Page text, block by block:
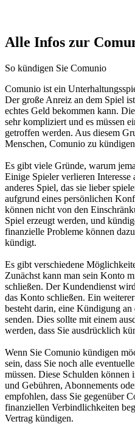
Alle Infos zur
So kündigen Sie Comunio
Comunio ist ein
Der große Anreiz an dem Spiel
echtes Geld bekommen kann.
sehr kompliziert und es müssen
getroffen werden. Aus diesem
Menschen, Comunio zu
Es gibt viele Gründe, warum
Einige Spieler verlieren
anderes Spiel, das sie lieber
aufgrund eines persönlichen
können nicht von den
Spiel erzeugt werden, und
finanzielle Probleme können
kündigt.
Es gibt verschiedene
Zunächst kann man sein Konto
schließen. Der Kundendienst
das Konto schließen. Ein
besteht darin, eine Kündigung an
senden. Dies sollte mit einem
werden, dass Sie ausdrücklich
Wenn Sie Comunio kündigen
sein, dass Sie noch alle
müssen. Diese Schulden können
und Gebühren, Abonnements
empfohlen, dass Sie gegenüber
finanziellen Verbindlichkeiten
Vertrag kündigen.